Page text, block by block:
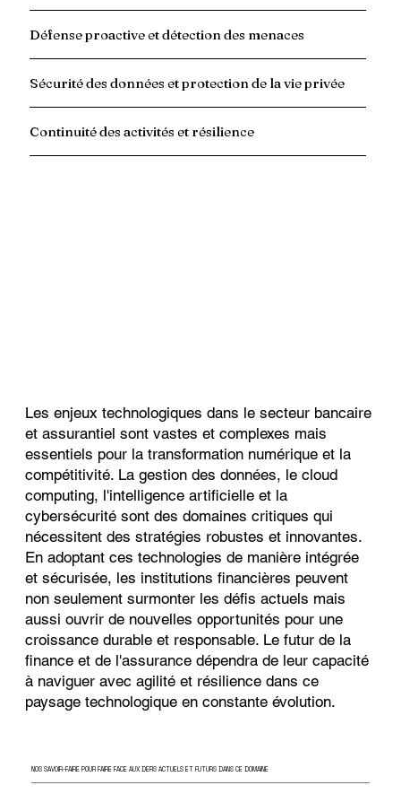
Défense proactive et détection des menaces
Sécurité des données et protection de la vie privée
Continuité des activités et résilience
Les enjeux technologiques dans le secteur bancaire
et assurantiel sont vastes et complexes mais
essentiels pour la transformation numérique et la
compétitivité. La gestion des données, le cloud
computing, l'intelligence artificielle et la
cybersécurité sont des domaines critiques qui
nécessitent des stratégies robustes et innovantes.
En adoptant ces technologies de manière intégrée
et sécurisée, les institutionsfinancières peuvent
non seulement surmonter les défis actuels mais
aussi ouvrir de nouvelles opportunités pour une
croissance durable et responsable. Le futur de la
finance et de l'assurance dépendra de leur capacité
à naviguer avec agilité et résilience dans ce
paysage technologique en constante évolution.
NOS SAVOIR-FAIRE POUR FAIRE FACE AUX DEFIS ACTUELS ET FUTURS DANS CE DOMAINE